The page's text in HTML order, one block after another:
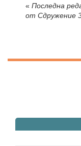
« Последна
от Сдружение